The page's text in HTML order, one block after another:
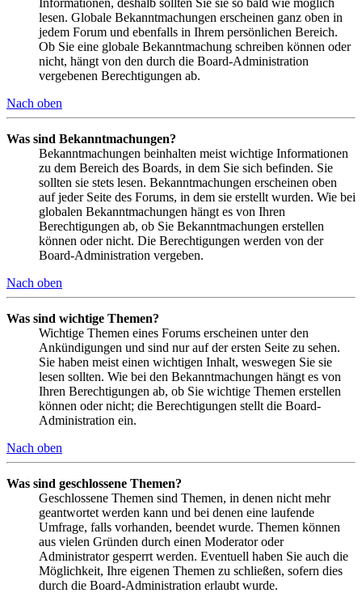
lesen. Globale Bekanntmachungen erscheinen ganz oben in
jedem Forum und ebenfalls in Ihrem persönlichen Bereich.
Ob Sie eine globale Bekanntmachung schreiben können oder
nicht, hängt von den durch die Board-Administration
vergebenen Berechtigungen ab.
Nach oben
Was sind Bekanntmachungen?
Bekanntmachungen beinhalten meist wichtige Informationen
zu dem Bereich des Boards, in dem Sie sich befinden. Sie
sollten sie stets lesen. Bekanntmachungen erscheinen oben
auf jeder Seite des Forums, in dem sie erstellt wurden. Wie bei
globalen Bekanntmachungen hängt es von Ihren
Berechtigungen ab, ob Sie Bekanntmachungen erstellen
können oder nicht. Die Berechtigungen werden von der
Board-Administration vergeben.
Nach oben
Was sind wichtige Themen?
Wichtige Themen eines Forums erscheinen unter den
Ankündigungen und sind nur auf der ersten Seite zu sehen.
Sie haben meist einen wichtigen Inhalt, weswegen Sie sie
lesen sollten. Wie bei den Bekanntmachungen hängt es von
Ihren Berechtigungen ab, ob Sie wichtige Themen erstellen
können oder nicht; die Berechtigungen stellt die Board-
Administration ein.
Nach oben
Was sind geschlossene Themen?
Geschlossene Themen sind Themen, in denen nicht mehr
geantwortet werden kann und bei denen eine laufende
Umfrage, falls vorhanden, beendet wurde. Themen können
aus vielen Gründen durch einen Moderator oder
Administrator gesperrt werden. Eventuell haben Sie auch die
Möglichkeit, Ihre eigenen Themen zu schließen, sofern dies
durch die Board-Administration erlaubt wurde.